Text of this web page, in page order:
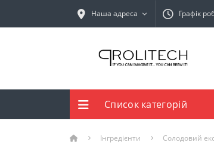
Наша адреса Графік
Список категорій
Інгредієнти Солодовий